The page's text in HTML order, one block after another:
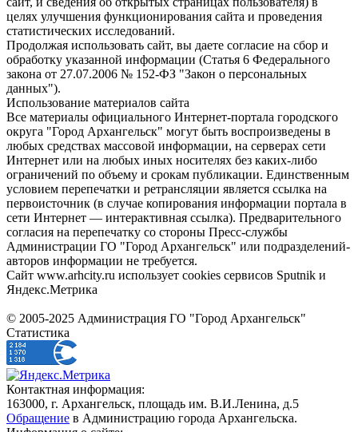
целях улучшения функционирования сайта и проведения
статистических исследований.
Продолжая использовать сайт, вы даете согласие на сбор и
обработку указанной информации (Статья 6 Федерального
закона от 27.07.2006 № 152-ФЗ "Закон о персональных
данных").
Использование материалов сайта
Все материалы официального Интернет-портала городского
округа "Город Архангельск" могут быть воспроизведены в
любых средствах массовой информации, на серверах сети
Интернет или на любых иных носителях без каких-либо
ограничений по объему и срокам публикации. Единственным
условием перепечатки и ретрансляции является ссылка на
первоисточник (в случае копирования информации портала в
сети Интернет — интерактивная ссылка). Предварительного
согласия на перепечатку со стороны Пресс-службы
Администрации ГО "Город Архангельск" или подразделений-
авторов информации не требуется.
Сайт www.arhcity.ru использует cookies сервисов Sputnik и
Яндекс.Метрика
© 2005-2025 Администрация ГО "Город Архангельск"
Статистика
Контактная информация:
163000, г. Архангельск, площадь им. В.И.Ленина, д.5
Обращение в Администрацию города Архангельска.